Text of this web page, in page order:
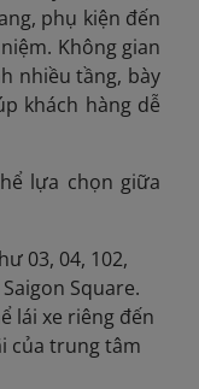
phụ kiện đến
Không gian
nhiều tầng, bày
khách hàng dễ
lựa chọn giữa
03, 04, 102,
Square.
lái xe riêng đến
của trung tâm